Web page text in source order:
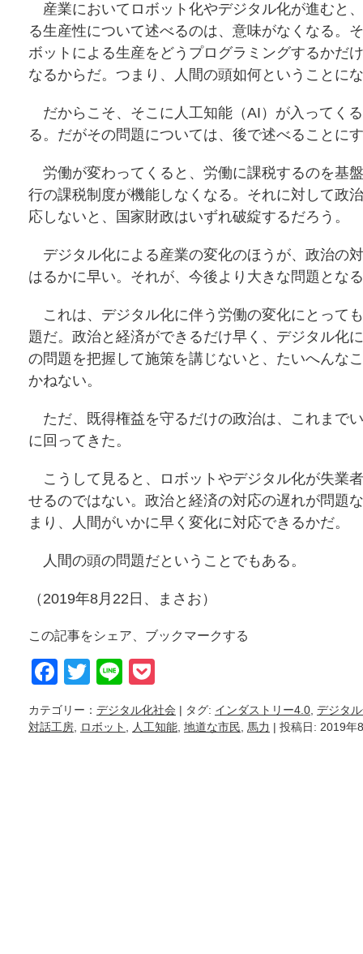
産業においてロボット化やデジタル化が進むと
る生産性について述べるのは、意味がなくなる。
ボットによる生産をどうプログラミングするかだ
なるからだ。つまり、人間の頭如何ということに
だからこそ、そこに人工知能（AI）が入ってく
る。だがその問題については、後で述べることに
労働が変わってくると、労働に課税するのを基
行の課税制度が機能しなくなる。それに対して政
応しないと、国家財政はいずれ破綻するだろう。
デジタル化による産業の変化のほうが、政治の
はるかに早い。それが、今後より大きな問題とな
これは、デジタル化に伴う労働の変化にとって
題だ。政治と経済ができるだけ早く、デジタル化
の問題を把握して施策を講じないと、たいへんな
かねない。
ただ、既得権益を守るだけの政治は、これまで
に回ってきた。
こうして見ると、ロボットやデジタル化が失業
せるのではない。政治と経済の対応の遅れが問題
まり、人間がいかに早く変化に対応できるかだ。
人間の頭の問題だということでもある。
（2019年8月22日、まさお）
この記事をシェア、ブックマークする
Facebook
Twitter
Line
カテゴリー： デジタル化社会 | タグ: インダストリー4.0 デジタ
対話工房
ロボット 人工知能 地道な市民 馬力 | 投稿日: 2019年